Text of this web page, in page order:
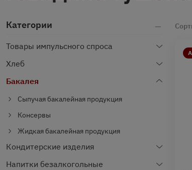
Категории
Товары импульсного спроса
Хлеб
Бакалея
Сыпучая бакалейная продукция
Консервы
Жидкая бакалейная продукция
Кондитерские изделия
Напитки безалкогольные